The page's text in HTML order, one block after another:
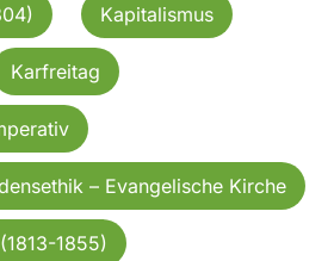
Kapitalismus
Karfreitag
– Evangelische Kirche
1855)